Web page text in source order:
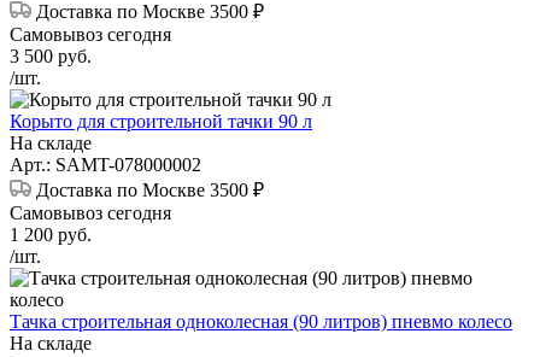
Доставка по Москве 3500 ₽
Самовывоз сегодня
3 500 руб.
/шт.
Корыто для строительной тачки 90 л
На складе
Арт.: SAMT-078000002
Доставка по Москве 3500 ₽
Самовывоз сегодня
1 200 руб.
/шт.
Тачка строительная одноколесная (90 литров) пневмо колесо
На складе